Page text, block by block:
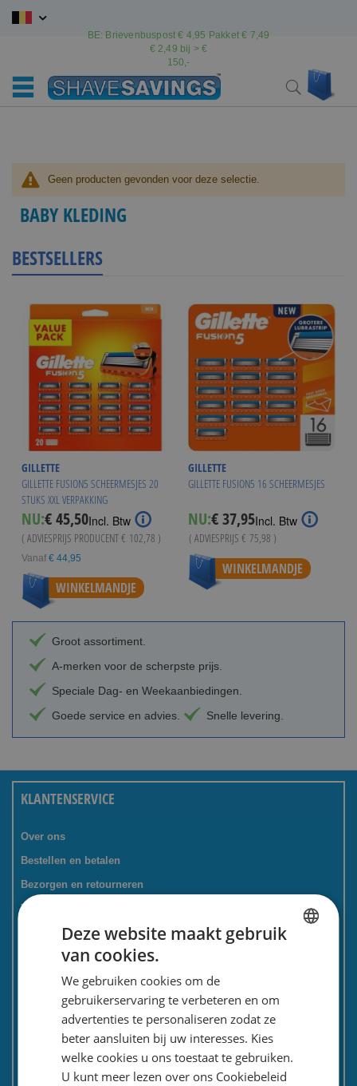
Ga
BE: Brievenbuspost € 4,95 Pakket € 7,49
€ 2,49 bij > €
150,-
Search
Geen producten gevonden voor deze selectie.
BABY KLEDING
BESTSELLERS
GILLETTE
GILLETTE FUSION5 SCHEERMESJES 20
STUKS XXL VERPAKKING
NU:€ 45,50Incl. Btw
( ADVIESPRIJS PRODUCENT€ 102,78 )
Vanaf € 44,95
WINKELMANDJE
GILLETTE
GILLETTE FUSION5 16 SCHEERMESJES
NU:Special
Price
€ 37,95Incl. Btw
( ADVIESPRIJS € 75,98 )
WINKELMANDJE
Groot assortiment.
A-merken voor de scherpste prijs.
Speciale Dag- en Weekaanbiedingen.
Goede service en advies.
Snelle levering.
KLANTENSERVICE
Over ons
Bestellen en betalen
Bezorgen en retourneren
Tevredenheidsgarantie
Kadoservice
Bedrijven / zakelijk
Meest gestelde vragen
Contactformulier
Nieuwsbrief
Privacy en security
Deze website maakt gebruik
van cookies.
We gebruiken cookies om de
gebruikerservaring te verbeteren en om
advertenties te personaliseren zodat ze
beter aansluiten bij uw interesses. Kies
welke cookies u ons toestaat te gebruiken.
U kunt meer lezen over ons Cookiebeleid